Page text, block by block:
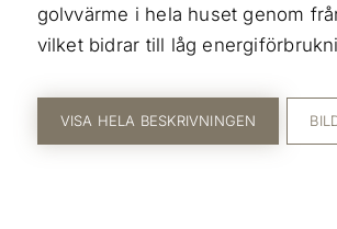
golvvärme i hela huset genom
vilket bidrar till låg
VISA HELA BESKRIVNINGEN